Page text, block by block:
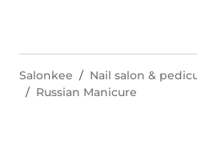
Salonkee Nail salon &
Russian Manicure